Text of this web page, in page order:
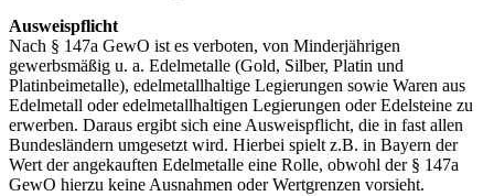
Ausweispflicht
Nach § 147a GewO ist es verboten, von Minderjährigen
gewerbsmäßig u. a. Edelmetalle (Gold, Silber, Platin und
Platinbeimetalle), edelmetallhaltige Legierungen sowie Waren aus
Edelmetall oder edelmetallhaltigen Legierungen oder Edelsteine zu
erwerben. Daraus ergibt sich eine Ausweispflicht, die in fast allen
Bundesländern umgesetzt wird. Hierbei spielt z.B. in Bayern der
Wert der angekauften Edelmetalle eine Rolle, obwohl der § 147a
GewO hierzu keine Ausnahmen oder Wertgrenzen vorsieht.